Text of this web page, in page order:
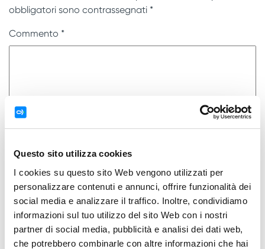
Questo sito utilizza cookies
I cookies su questo sito Web vengono utilizzati per
personalizzare contenuti e annunci, offrire funzionalità dei
social media e analizzare il traffico. Inoltre, condividiamo
informazioni sul tuo utilizzo del sito Web con i nostri
partner di social media, pubblicità e analisi dei dati web,
che potrebbero combinarle con altre informazioni che hai
obbligatori sono contrassegnati *
Commento *
Nome*
Email*